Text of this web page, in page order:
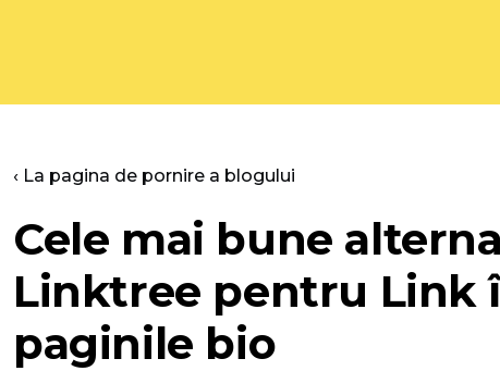
‹ La pagina de pornire a blogului
Cele mai bune
Linktree pentru Link
paginile bio